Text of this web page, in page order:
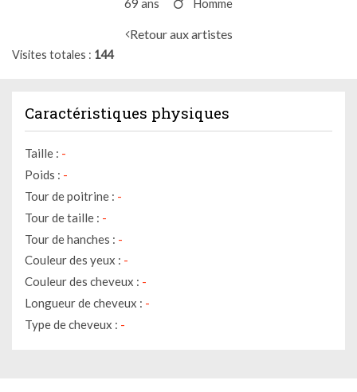
69 ans Homme
Retour aux artistes
Visites totales 144
Caractéristiques physiques
Taille : -
Poids : -
Tour de poitrine : -
Tour de taille : -
Tour de hanches : -
Couleur des yeux : -
Couleur des cheveux : -
Longueur de cheveux : -
Type de cheveux : -